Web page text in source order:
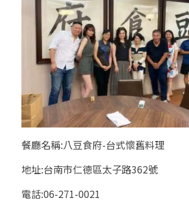
餐廳名稱:八豆食府-台式懷舊料理
地址:台南市仁德區太子路362號
電話:06-271-0021